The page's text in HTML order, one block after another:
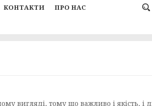
КОНТАКТИ ПРО НАС
вигляді, тому що важливо і якість, і